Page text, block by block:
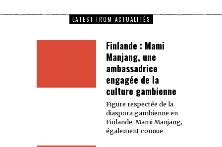
LATEST FROM ACTUALITÉS
Finlande : Mami
Manjang, une
ambassadrice
engagée de la
culture gambienne
Figure respectée de la
diaspora gambienne en
Finlande, Mami Manjang,
également connue